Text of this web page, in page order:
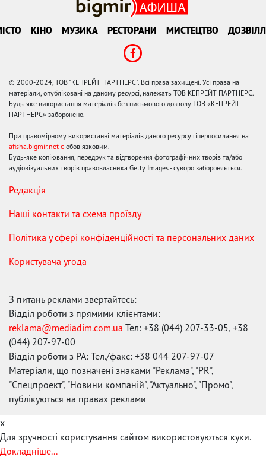
КІНО МУЗИКА РЕСТОРАНИ МИСТЕЦТВО
© 2000-2024, ТОВ "КЕПРЕЙТ ПАРТНЕРС". Всі права захищені. Усі права на
матеріали, опубліковані на даному ресурсі, належать ТОВ КЕПРЕЙТ ПАРТНЕРС.
Будь-яке використання матеріалів без письмового дозволу ТОВ «КЕПРЕЙТ
ПАРТНЕРС» заборонено.
При правомірному використанні матеріалів даного ресурсу гіперпосилання на
afisha.bigmir.net є обов'язковим.
Будь-яке копіювання, передрук та відтворення фотографічних творів та/або
аудіовізуальних творів правовласника Getty Images - суворо забороняється.
Редакція
Наші контакти та схема проїзду
Політика у сфері конфіденційності та персональних даних
Користувача угода
З питань реклами звертайтесь:
Відділ роботи з прямими клієнтами:
reklama@mediadim.com.ua Тел: +38 (044) 207-33-05, +38
(044) 207-97-00
Відділ роботи з РА: Тел./факс: +38 044 207-97-07
Матеріали, що позначені знаками "Реклама", "PR",
"Спецпроект", "Новини компаній", "Актуально", "Промо",
публікуються на правах реклами
x
Для зручності користування сайтом використовуються куки.
Докладніше...